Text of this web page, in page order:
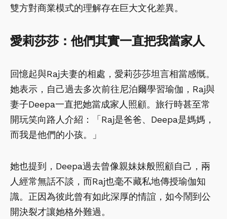
雙方對商業模式的理解存在巨大文化差異。
愛莉莎莎：他們其實一直把我當家人
回憶起與Raj夫妻的相處，愛莉莎莎坦言相當感慨。
她表示，自己過去多次前往尼泊爾學習瑜伽，Raj與
妻子Deepa一直把她當成家人照顧。旅行時甚至常
開玩笑向路人介紹：「Raj是爸爸、Deepa是媽媽，
而我是他們的小孩。」
她也提到，Deepa過去曾像親妹妹般照顧自己，兩
人經常無話不談，而Raj也毫不藏私地傳授瑜伽知
識。正因為彼此曾有如此深厚的情誼，如今鬧到公
開決裂才讓她格外難過。